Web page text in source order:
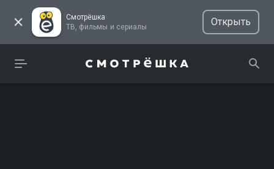
Смотрёшка
ТВ, фильмы и сериалы
Открыть